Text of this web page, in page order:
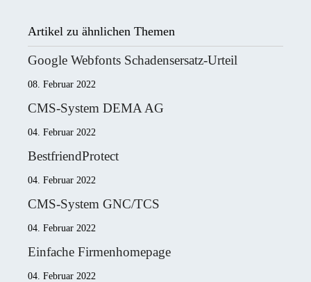
Artikel zu ähnlichen Themen
Google Webfonts Schadensersatz-Urteil
08. Februar 2022
CMS-System DEMA AG
04. Februar 2022
BestfriendProtect
04. Februar 2022
CMS-System GNC/TCS
04. Februar 2022
Einfache Firmenhomepage
04. Februar 2022